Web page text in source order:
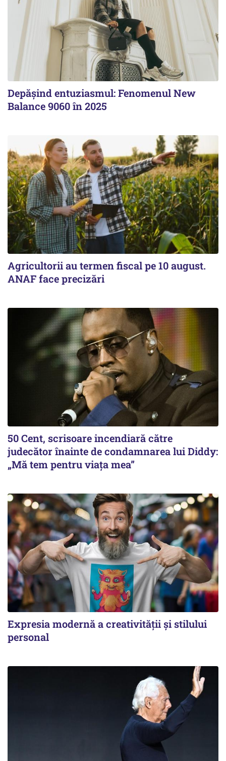
Depășind entuziasmul: Fenomenul New
Balance 9060 în 2025
Agricultorii au termen fiscal pe 10 august.
ANAF face precizări
50 Cent, scrisoare incendiară către
judecător înainte de condamnarea lui Diddy:
„Mă tem pentru viața mea”
Expresia modernă a creativității și stilului
personal